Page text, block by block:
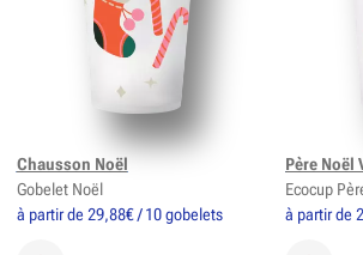
à partir de 29,88€ / 10 gobelets
Chausson Noël
Gobelet Noël
à partir de
Père Noël
Ecocup